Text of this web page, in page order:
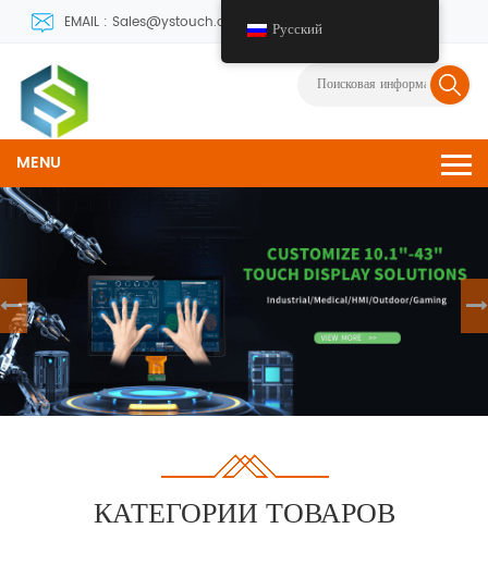
EMAIL : Sales@ystouch.com
MENU
КАТЕГОРИИ ТОВАРОВ
Русский